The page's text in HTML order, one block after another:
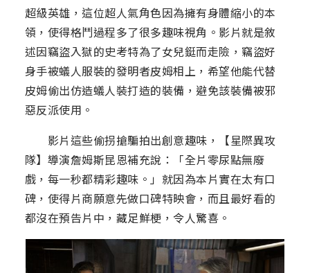
超級英雄，這位超人氣角色因為擁有身體縮小的本
領，使得格鬥過程多了很多趣味視角。影片就是敘
述因竊盜入獄的史考特為了女兒鋌而走險，竊盜好
身手被蟻人服裝的發明者皮姆相上，希望他能代替
皮姆偷出仿造蟻人裝打造的裝備，避免該裝備被邪
惡反派使用。
影片這些偷拐搶騙拍出創意趣味，【星際異攻
隊】導演詹姆斯昆恩補充說：「全片零尿點無廢
戲，每一秒都精彩趣味。」就因為本片實在太有口
碑，使得片商願意先做口碑特映會，而且最好看的
都沒在預告片中，藏足鮮梗，令人驚喜。